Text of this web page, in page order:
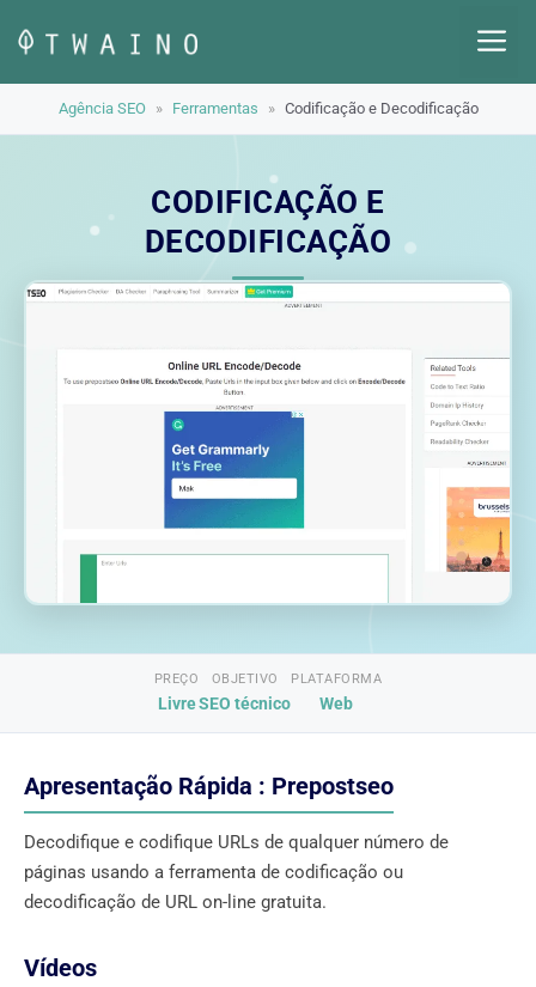
para
o
conteúdo
Agência SEO » Ferramentas » Codificação e Decodificação
CODIFICAÇÃO E
DECODIFICAÇÃO
PREÇO
Livre
OBJETIVO
SEO técnico
PLATAFORMA
Web
Apresentação Rápida : Prepostseo
Decodifique e codifique URLs de qualquer número de
páginas usando a ferramenta de codificação ou
decodificação de URL on-line gratuita.
Vídeos